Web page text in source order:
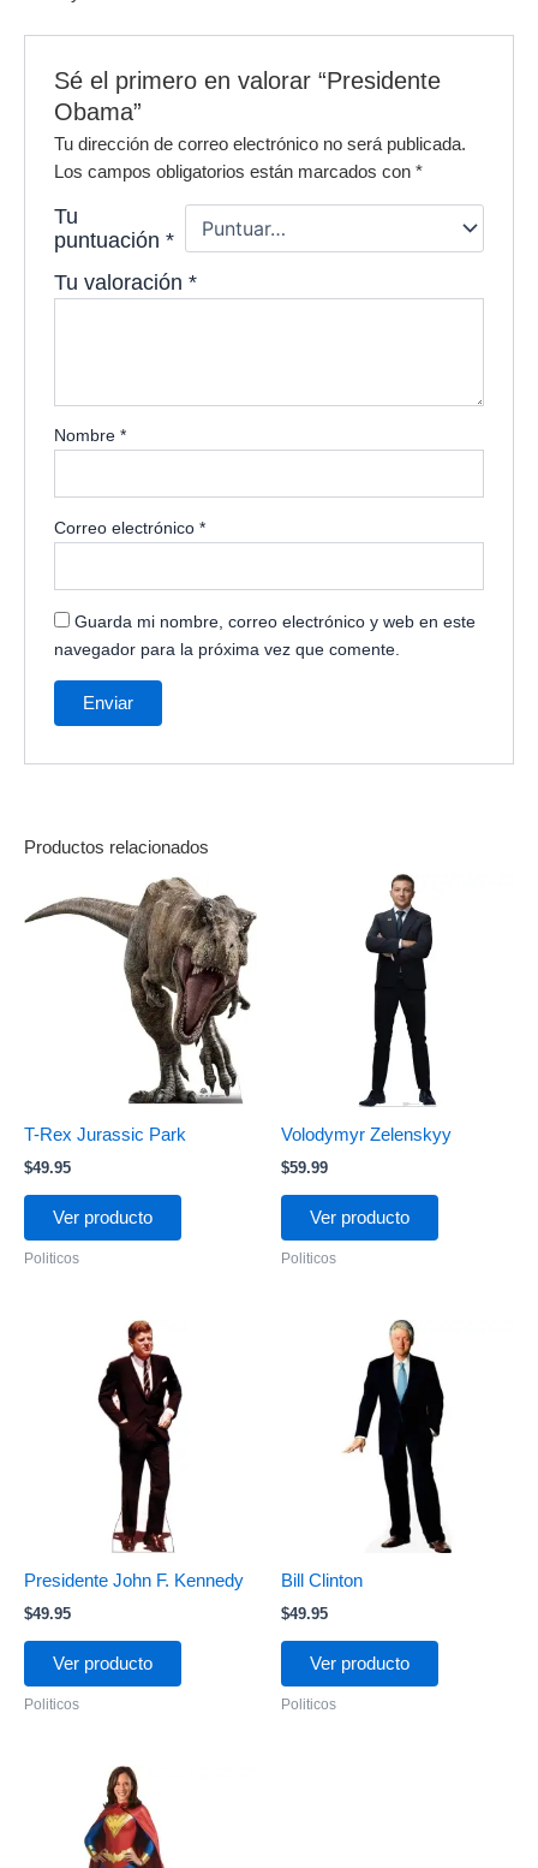
Sé el primero en valorar “Presidente
Obama”
Tu dirección de correo electrónico no será publicada.
Los campos obligatorios están marcados con*
Tu
puntuación*
Tu valoración*
Nombre*
Correo electrónico*
Guarda mi nombre, correo electrónico y web en este
navegador para la próxima vez que comente.
Productos relacionados
T-Rex Jurassic Park
$49.95
Ver producto
Politicos
Volodymyr Zelenskyy
$59.99
Ver producto
Politicos
Presidente John F. Kennedy
$49.95
Ver producto
Politicos
Bill Clinton
$49.95
Ver producto
Politicos